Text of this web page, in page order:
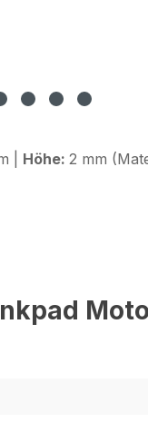
| Höhe: 2 mm